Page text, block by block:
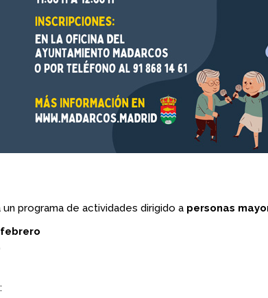
programa de actividades dirigido a personas